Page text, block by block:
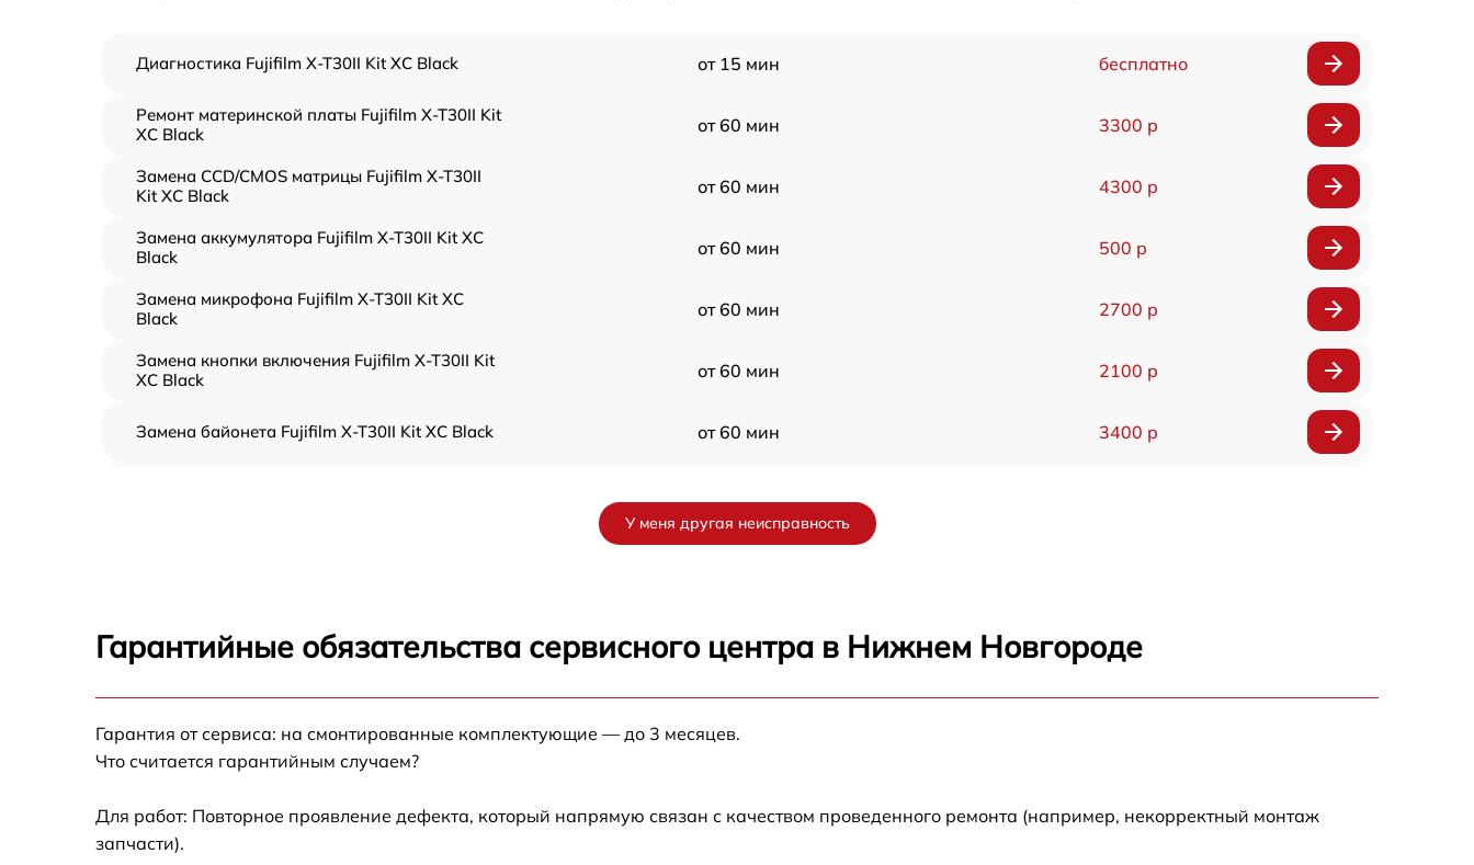
Диагностика Fujifilm X-T30II Kit XC Black от 15 мин бесплатно
Ремонт материнской платы Fujifilm X-T30II Kit
XC Black
от 60 мин 3300 р
Замена CCD/CMOS матрицы Fujifilm X-T30II
Kit XC Black
от 60 мин 4300 р
Замена аккумулятора Fujifilm X-T30II Kit XC
Black
от 60 мин 500 р
Замена микрофона Fujifilm X-T30II Kit XC
Black
от 60 мин 2700 р
Замена кнопки включения Fujifilm X-T30II Kit
XC Black
от 60 мин 2100 р
Замена байонета Fujifilm X-T30II Kit XC Black от 60 мин 3400 р
Замена затвора Fujifilm X-T30II Kit XC Black от 60 мин
Замена контроллера питания Fujifilm X-T30II
У меня другая неисправность
Гарантийные обязательства сервисного центра в Нижнем Новгороде
Гарантия от сервиса: на смонтированные комплектующие — до 3 месяцев.
Что считается гарантийным случаем?
Для работ: Повторное проявление дефекта, который напрямую связан с качеством проведенного ремонта (например, некорректный монтаж
запчасти).